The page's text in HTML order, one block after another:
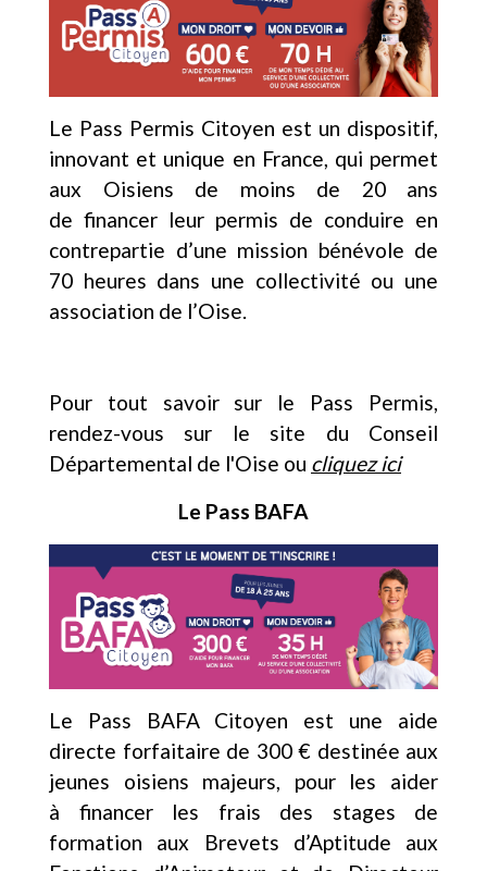
Le Pass Permis Citoyen est un dispositif,
innovant et unique en France, qui permet
aux Oisiens de moins de 20 ans
de financer leur permis de conduire en
contrepartie d’une mission bénévole de
70 heures dans une collectivité ou une
association de l’Oise.
Pour tout savoir sur le Pass Permis,
rendez-vous sur le site du Conseil
Départemental de l'Oise ou cliquez ici
Le Pass BAFA
Le Pass BAFA Citoyen est une aide
directe forfaitaire de 300 € destinée aux
jeunes oisiens majeurs, pour les aider
à financer les frais des stages de
formation aux Brevets d’Aptitude aux